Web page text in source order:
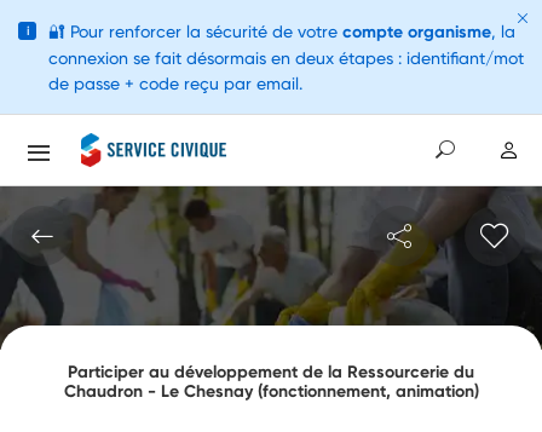
Participer au développement de la Ressourcerie du
Chaudron - Le Chesnay (fonctionnement, animation)
i 🔐 Pour renforcer la sécurité de votre compte organisme, la
connexion se fait désormais en deux étapes : identifiant/mot
de passe + code reçu par email.